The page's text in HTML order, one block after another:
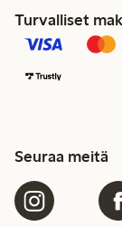
Turvalliset
Seuraa meitä